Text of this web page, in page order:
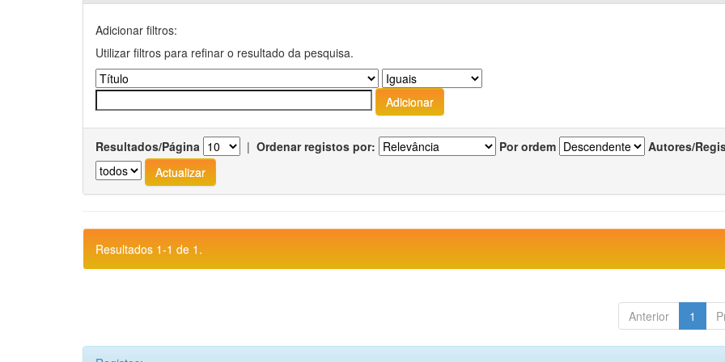
Adicionar filtros:
Utilizar filtros para refinar o resultado da pesquisa.
Resultados/Página | Ordenar registos por: Por ordem Autores/
Resultados 1-1 de 1.
Anterior 1